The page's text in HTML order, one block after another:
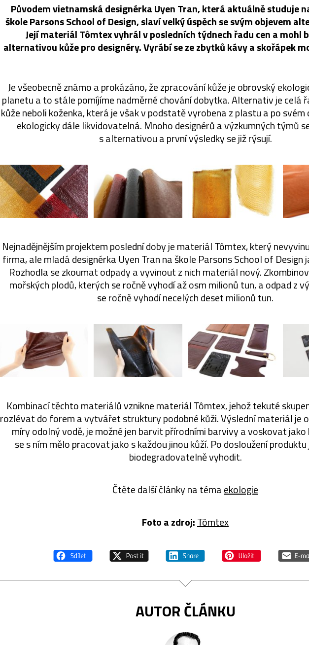
Původem vietnamská designérka Uyen Tran, která aktuálně studuje
škole Parsons School of Design, slaví velký úspěch se svým objevem
Její materiál Tômtex vyhrál v posledních týdnech řadu cen a mohl
alternativou kůže pro designéry. Vyrábí se ze zbytků kávy a skořápek
Je všeobecně známo a prokázáno, že zpracování kůže je obrovský
planetu a to stále pomíjíme nadměrné chování dobytka. Alternativ je celá
kůže neboli koženka, která je však v podstatě vyrobena z plastu a po svém
ekologicky dále likvidovatelná. Mnoho designérů a výzkumných týmů
s alternativou a první výsledky se již rýsují.
Nejnadějnějším projektem poslední doby je materiál Tômtex, který
firma, ale mladá designérka Uyen Tran na škole Parsons School of Design
Rozhodla se zkoumat odpady a vyvinout z nich materiál nový.
mořských plodů, kterých se ročně vyhodí až osm milionů tun, a odpad z
se ročně vyhodí necelých deset milionů tun.
Kombinací těchto materiálů vznikne materiál Tômtex, jehož tekuté
rozlévat do forem a vytvářet struktury podobné kůži. Výslední materiál je
míry odolný vodě, je možné jen barvit přírodními barvivy a voskovat jako
se s ním mělo pracovat jako s každou jinou kůží. Po dosloužení produktu
biodegradovatelně vyhodit.
Čtěte další články na témaekologie
Foto a zdroj:Tômtex
AUTOR ČLÁNKU